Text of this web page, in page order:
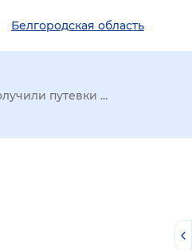
Белгородская область
путевки ...